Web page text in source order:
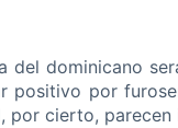
del dominicano
por
por cierto,